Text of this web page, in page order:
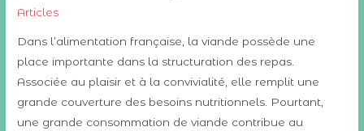
Articles
Dans l’alimentation française, la viande possède une
place importante dans la structuration des repas.
Associée au plaisir et à la convivialité, elle remplit une
grande couverture des besoins nutritionnels. Pourtant,
une grande consommation de viande contribue au